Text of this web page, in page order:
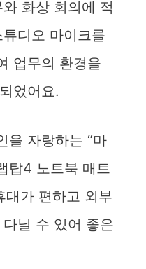
화상 회의에 적
디오 마이크를
업무의 환경을
었어요.
을 자랑하는 “마
탑4 노트북 매트
가 편하고 외부
닐 수 있어 좋은